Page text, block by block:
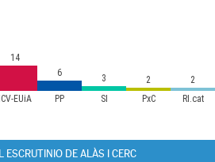
ICV-EUiA PP SI PxC RI.cat
14
6
3 2 2
ESCRUTINIO DE ALÀS I CERC